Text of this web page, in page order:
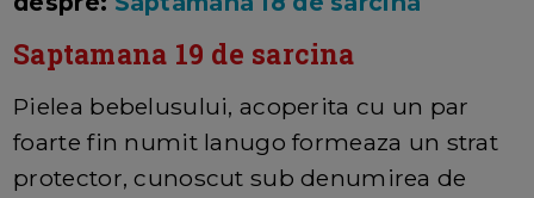
Saptamana 19 de sarcina
Pielea bebelusului, acoperita cu un par
foarte fin numit lanugo formeaza un strat
protector, cunoscut sub denumirea de